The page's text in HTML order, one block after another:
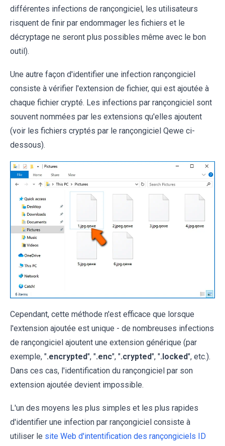
différentes infections de rançongiciel, les utilisateurs
risquent de finir par endommager les fichiers et le
décryptage ne seront plus possibles même avec le bon
outil).
Une autre façon d'identifier une infection rançongiciel
consiste à vérifier l'extension de fichier, qui est ajoutée à
chaque fichier crypté. Les infections par rançongiciel sont
souvent nommées par les extensions qu'elles ajoutent
(voir les fichiers cryptés par le rançongiciel Qewe ci-
dessous).
Cependant, cette méthode n'est efficace que lorsque
l'extension ajoutée est unique - de nombreuses infections
de rançongiciel ajoutent une extension générique (par
exemple, ".encrypted", ".enc", ".crypted", ".locked", etc.).
Dans ces cas, l'identification du rançongiciel par son
extension ajoutée devient impossible.
L'un des moyens les plus simples et les plus rapides
d'identifier une infection par rançongiciel consiste à
utiliser le site Web d'intentification des rançongiciels ID